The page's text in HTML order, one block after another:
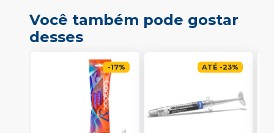
Você também pode gostar
desses
-17% ATÉ -23%